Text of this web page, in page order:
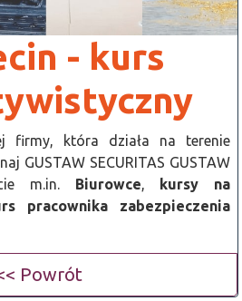
- kurs
firmy, która działa na terenie
GUSTAW SECURITAS GUSTAW
m.in. Biurowce
kursy na
pracownika zabezpieczenia
Powrót